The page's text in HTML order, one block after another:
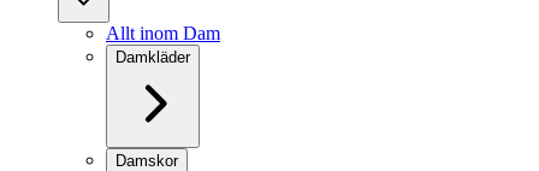
Allt inom Dam
Damkläder
Damskor